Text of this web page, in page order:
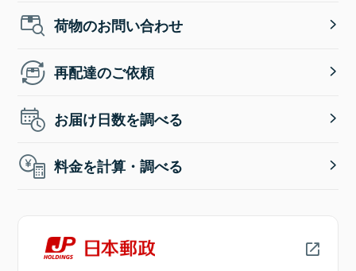
荷物のお問い合わせ
再配達のご依頼
お届け日数を調べる
料金を計算・調べる